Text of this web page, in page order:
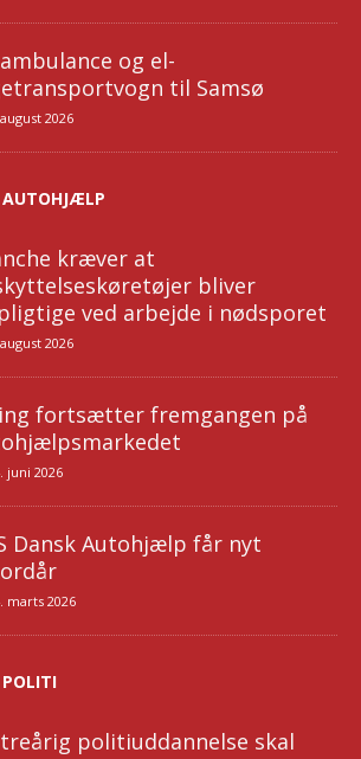
og el-
til Samsø
2026
AUTOHJÆLP
kræver at
bliver
ved arbejde i nødsporet
2026
fortsætter fremgangen på
juni 2026
Dansk Autohjælp får nyt
marts 2026
POLITI
politiuddannelse skal